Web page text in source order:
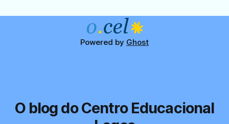
Powered by Ghost
O blog do Centro Educacional